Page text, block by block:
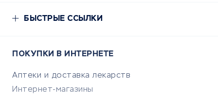
БЫСТРЫЕ ССЫЛКИ
ПОКУПКИ В ИНТЕРНЕТЕ
Аптеки и доставка лекарств
Интернет-магазины